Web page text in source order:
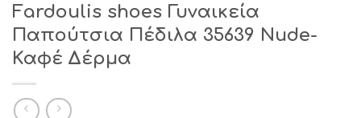
Fardoulis shoes Γυναικεία
Παπούτσια Πέδιλα 35639 Nude-
Καφέ Δέρμα